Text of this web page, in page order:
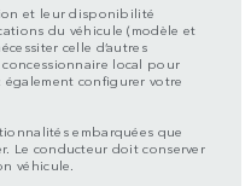
et leur disponibilité
du véhicule (modèle et
celle d’autres
local pour
configurer votre
embarquées que
Le conducteur doit conserver
véhicule.